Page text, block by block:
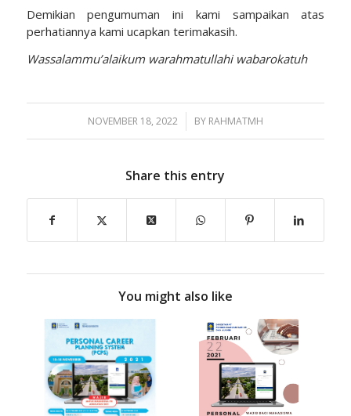
Demikian pengumuman ini kami sampaikan atas
perhatiannya kami ucapkan terimakasih.
Wassalammu’alaikum warahmatullahi wabarokatuh
NOVEMBER 18, 2022
/ BY RAHMATMH
Share this entry
You might also like